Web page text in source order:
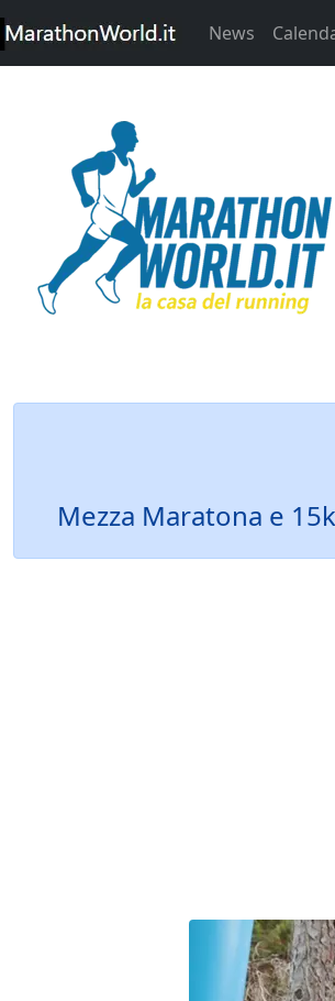
News
Mezza Maratona e